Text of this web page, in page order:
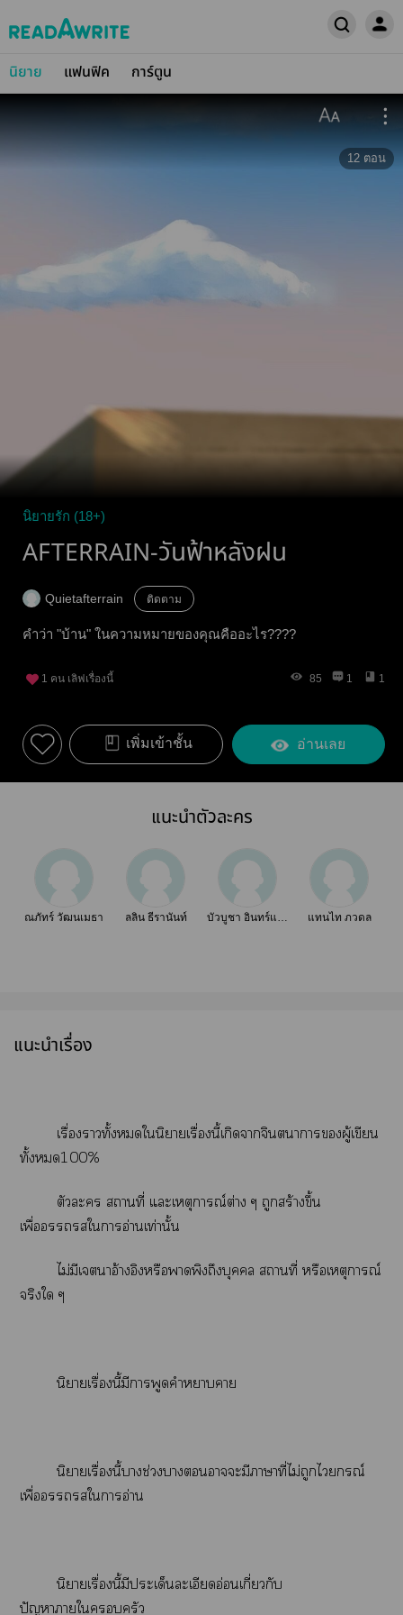
นิยาย แฟนฟิค การ์ตูน
12 ตอน
นิยายรัก (18+)
AFTERRAIN-วันฟ้าหลังฝน
Quietafterrain ติดตาม
คำว่า "บ้าน" ในความหมายของคุณคืออะไร????
1 คน เลิฟเรื่องนี้ 85 1 1
เพิ่มเข้าชั้น อ่านเลย
แนะนำตัวละคร
ณภัทร์ วัฒนเมธา ลลิน ธีรานันท์ บัวบูชา อินทร์แก้ว แทนไท ภวดล
แนะนำเรื่อง
เรื่องาทั้งในิยายเรื่องนี้เกิดาจินตนาการผู้เขียน
ทั้ง100%
ตัวะ สถานที่ แะเหตุการณ์ต่าง ๆ ถูกสร้างขึ้น
เพื่อใาอ่านเท่านั้น
ไม่มีเาอ้างอิงหรือาพิงถึงบุคคล สถานที่ หรือเหตุการณ์
จริงใ ๆ
นิยายเรื่องนี้มีาพูดคำาา
นิยายเรื่องนี้าช่วงาาะมีาาที่ไม่ถูกไรณ์
เพื่อใาอ่าน
นิยายเรื่องนี้มีประเด็นละเอียดอ่อนเกี่ยวกับ
ปัญหาาใครัว